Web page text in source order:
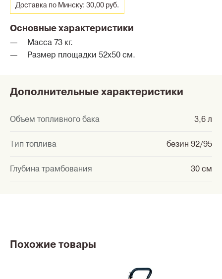
Доставка по Минску: 30,00 руб.
Основные характеристики
Масса 73 кг.
Размер площадки 52х50 см.
Дополнительные характеристики
Объем топливного бака 3,6 л
Тип топлива безин 92/95
Глубина трамбования 30 см
Похожие товары